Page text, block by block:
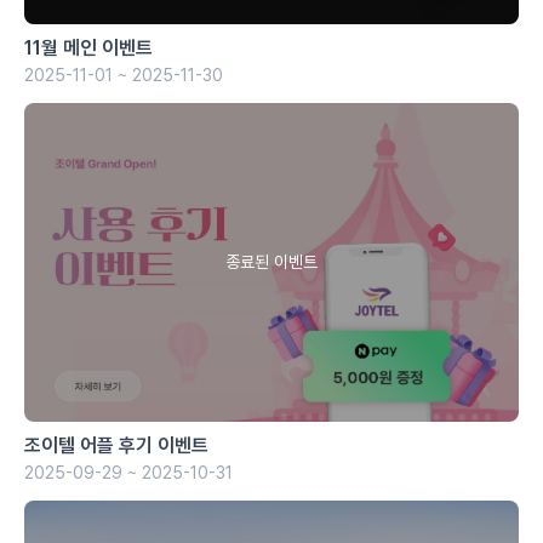
11월 메인 이벤트
2025-11-01 ~ 2025-11-30
조이텔 어플 후기 이벤트
2025-09-29 ~ 2025-10-31